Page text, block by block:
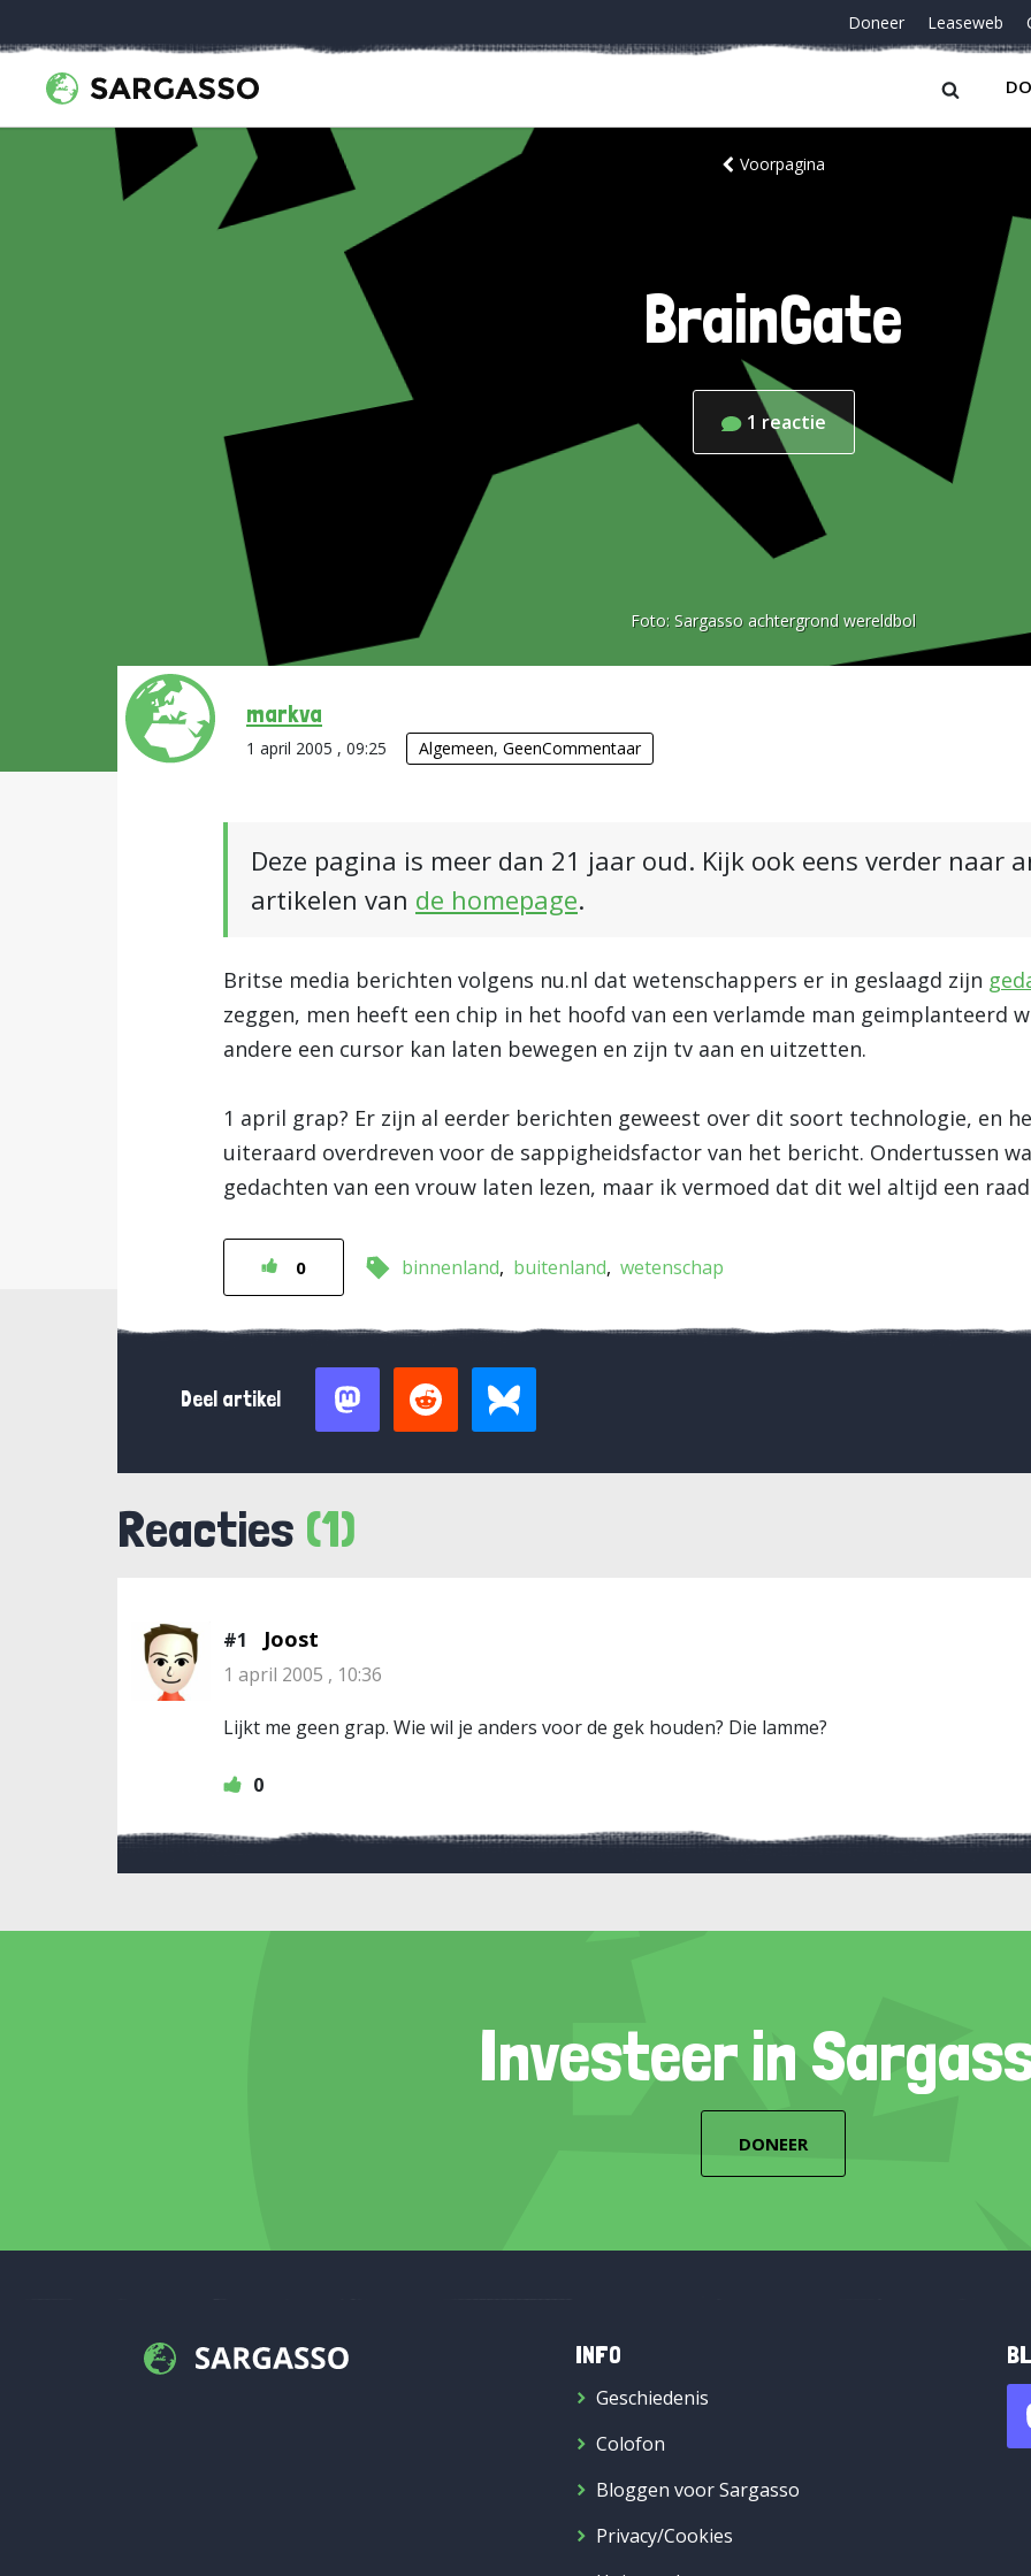
Doneer Leaseweb
Voorpagina
BrainGate
1 reactie
Foto: Sargasso achtergrond wereldbol
markva
1 april 2005 , 09:25 Algemeen, GeenCommentaar
Deze pagina is meer dan 21 jaar oud. Kijk ook eens verder naar
artikelen van de homepage.
Britse media berichten volgens nu.nl dat wetenschappers er in geslaagd zijn
zeggen, men heeft een chip in het hoofd van een verlamde man geimplanteerd
andere een cursor kan laten bewegen en zijn tv aan en uitzetten.
1 april grap? Er zijn al eerder berichten geweest over dit soort technologie, en
uiteraard overdreven voor de sappigheidsfactor van het bericht. Ondertussen
gedachten van een vrouw laten lezen, maar ik vermoed dat dit wel altijd een
0 binnenland buitenland wetenschap
Deel artikel
Reacties (1)
#1 Joost
1 april 2005 , 10:36
Lijkt me geen grap. Wie wil je anders voor de gek houden? Die lamme?
0
Investeer in
DONEER
INFO
Geschiedenis
Colofon
Bloggen voor Sargasso
Privacy/Cookies